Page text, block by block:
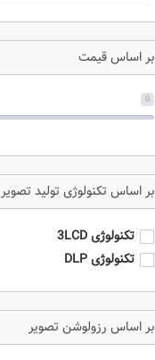
بر اساس قیمت
0
تکنولوژی تولید تصویر
تکنولوژی 3LCD
تکنولوژی DLP
رزولوشن تصویر